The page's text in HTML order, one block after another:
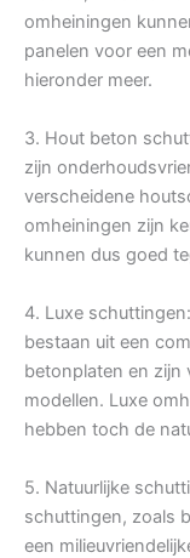
omheiningen
panelen voor een
hieronder meer.
3. Hout beton
zijn
verscheidene
omheiningen zijn
kunnen dus goed
4. Luxe
bestaan uit een
betonplaten en zijn
modellen. Luxe
hebben toch de
5. Natuurlijke
schuttingen, zoals
een